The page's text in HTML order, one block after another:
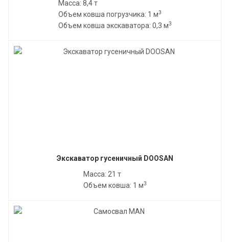
Масса: 8,4 т
Объем ковша погрузчика: 1 м3
Объем ковша экскаватора: 0,3 м3
Экскаватор гусеничный DOOSAN
Масса: 21 т
Объем ковша: 1 м3